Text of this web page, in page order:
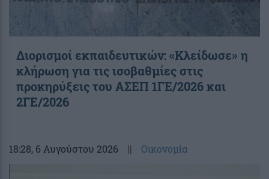
Διορισμοί εκπαιδευτικών: «Κλείδωσε» η
κλήρωση για τις ισοβαθμίες στις
προκηρύξεις του ΑΣΕΠ 1ΓΕ/2026 και
2ΓΕ/2026
18:28, 6 Αυγούστου 2026 || Οικονομία